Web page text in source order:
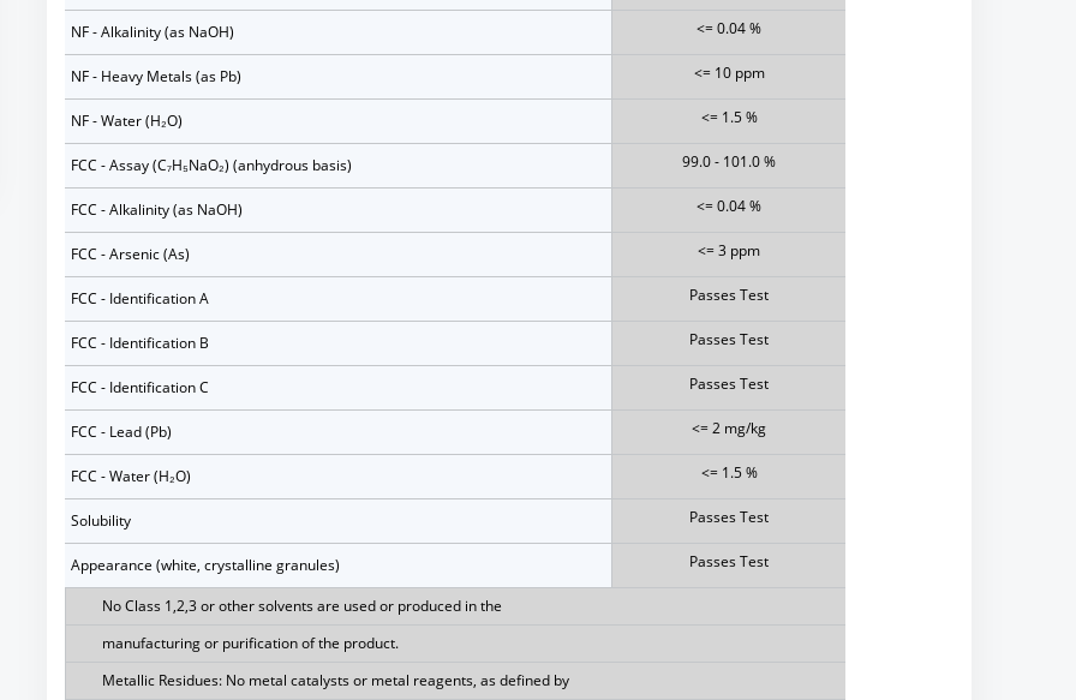
NF - Alkalinity (as NaOH) <= 0.04 %
NF - Heavy Metals (as Pb) <= 10 ppm
NF - Water (H₂O) <= 1.5 %
FCC - Assay (C₇H₅NaO₂) (anhydrous basis) 99.0 - 101.0 %
FCC - Alkalinity (as NaOH) <= 0.04 %
FCC - Arsenic (As) <= 3 ppm
FCC - Identification A Passes Test
FCC - Identification B Passes Test
FCC - Identification C Passes Test
FCC - Lead (Pb) <= 2 mg/kg
FCC - Water (H₂O) <= 1.5 %
Solubility Passes Test
Appearance (white, crystalline granules) Passes Test
No Class 1,2,3 or other solvents are used or produced in the
manufacturing or purification of the product.
Metallic Residues: No metal catalysts or metal reagents, as defined by